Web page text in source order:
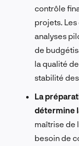
contrôle
projets.
analyses
de
la qualité
stabilité
La
détermine
maîtrise de
besoin de